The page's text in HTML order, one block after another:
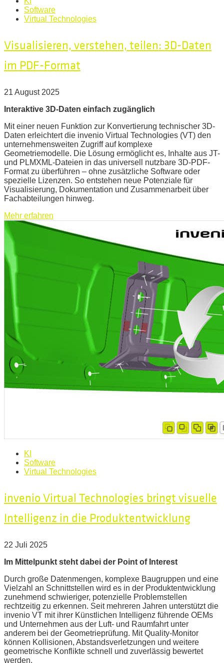
Software
Virtual Technologies
Visualisieren, verstehen, teilen: 3D-Daten
im PDF-Format
21 August 2025
Interaktive 3D-Daten einfach zugänglich
Mit einer neuen Funktion zur Konvertierung technischer 3D-
Daten erleichtert die invenio Virtual Technologies (VT) den
unternehmensweiten Zugriff auf komplexe
Geometriemodelle. Die Lösung ermöglicht es, Inhalte aus JT-
und PLMXML-Dateien in das universell nutzbare 3D-PDF-
Format zu überführen – ohne zusätzliche Software oder
spezielle Lizenzen. So entstehen neue Potenziale für
Visualisierung, Dokumentation und Zusammenarbeit über
Fachabteilungen hinweg.
Mehr erfahren
KI
Software
Virtual Technologies
invenio Virtual Technologies bringt visuelle
Intelligenz in die Produktentwicklung
22 Juli 2025
Im Mittelpunkt steht dabei der Point of Interest
Durch große Datenmengen, komplexe Baugruppen und eine
Vielzahl an Schnittstellen wird es in der Produktentwicklung
zunehmend schwieriger, potenzielle Problemstellen
rechtzeitig zu erkennen. Seit mehreren Jahren unterstützt die
invenio VT mit ihrer Künstlichen Intelligenz führende OEMs
und Unternehmen aus der Luft- und Raumfahrt unter
anderem bei der Geometrieprüfung. Mit Quality-Monitor
können Kollisionen, Abstandsverletzungen und weitere
geometrische Konflikte schnell und zuverlässig bewertet
werden.